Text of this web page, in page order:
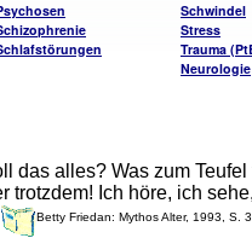
Schwindel
Stress
Trauma
Neurologie
das alles? Was zum
trotzdem! Ich höre, ich
Betty Friedan: Mythos Alter, 1993, S.